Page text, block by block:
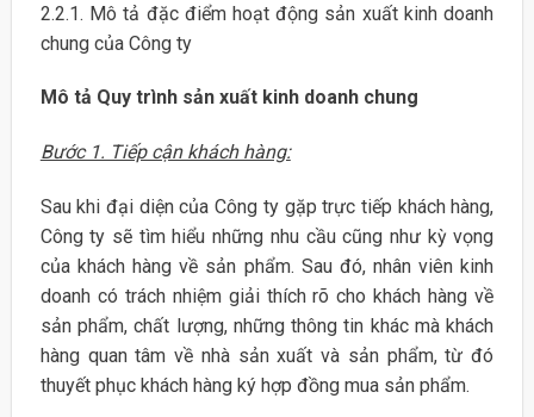
2.2.1. Mô tả đặc điểm hoạt động sản xuất kinh doanh
chung của Công ty
Mô tả Quy trình sản xuất kinh doanh chung
Bước 1. Tiếp cận khách hàng:
Sau khi đại diện của Công ty gặp trực tiếp khách hàng,
Công ty sẽ tìm hiểu những nhu cầu cũng như kỳ vọng
của khách hàng về sản phẩm. Sau đó, nhân viên kinh
doanh có trách nhiệm giải thích rõ cho khách hàng về
sản phẩm, chất lượng, những thông tin khác mà khách
hàng quan tâm về nhà sản xuất và sản phẩm, từ đó
thuyết phục khách hàng ký hợp đồng mua sản phẩm.